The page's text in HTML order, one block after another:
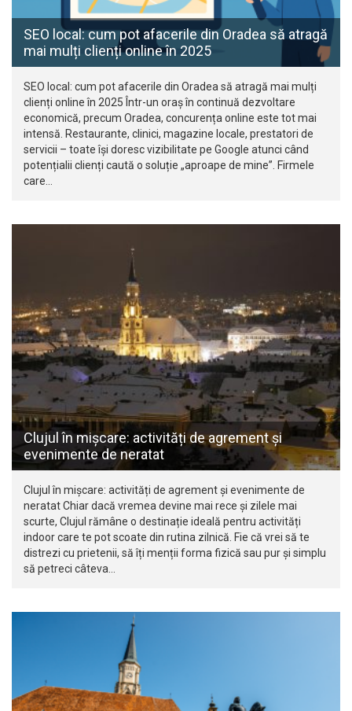
SEO local: cum pot afacerile din Oradea să atragă
mai mulți clienți online în 2025
SEO local: cum pot afacerile din Oradea să atragă mai mulți
clienți online în 2025 Într-un oraș în continuă dezvoltare
economică, precum Oradea, concurența online este tot mai
intensă. Restaurante, clinici, magazine locale, prestatori de
servicii – toate își doresc vizibilitate pe Google atunci când
potențialii clienți caută o soluție „aproape de mine”. Firmele
care…
Clujul în mișcare: activități de agrement și
evenimente de neratat
Clujul în mișcare: activități de agrement și evenimente de
neratat Chiar dacă vremea devine mai rece și zilele mai
scurte, Clujul rămâne o destinație ideală pentru activități
indoor care te pot scoate din rutina zilnică. Fie că vrei să te
distrezi cu prietenii, să îți menții forma fizică sau pur și simplu
să petreci câteva…